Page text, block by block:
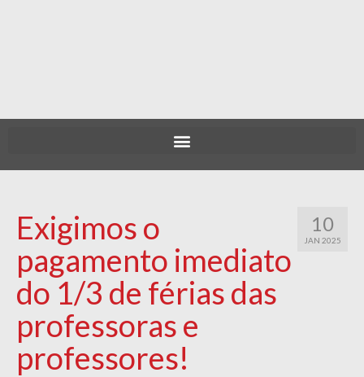
10
JAN 2025
Exigimos o
pagamento imediato
do 1/3 de férias das
professoras e
professores!